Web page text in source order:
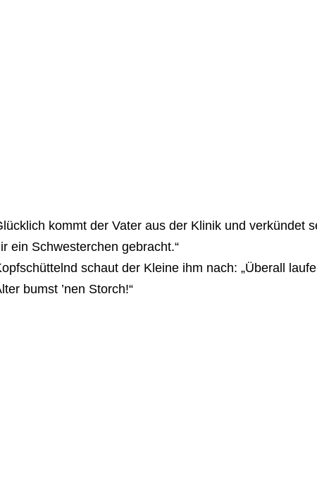
kommt der Vater aus der Klinik und verkündet
ein Schwesterchen gebracht.“
schaut der Kleine ihm nach: „Überall
bumst ’nen Storch!“